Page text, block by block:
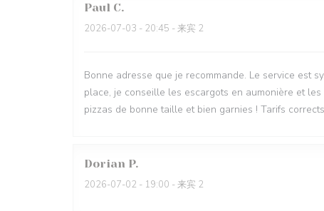
Paul C
2026-07-03 - 20:45 - 来宾 2
Bonne adresse que je recommande. Le service est
place, je conseille les escargots en aumonière et
pizzas de bonne taille et bien garnies ! Tarifs
Dorian P
2026-07-02 - 19:00 - 来宾 2